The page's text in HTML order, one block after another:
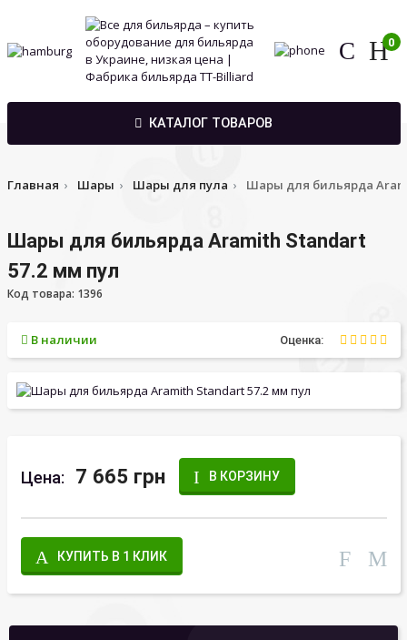
0
КАТАЛОГ ТОВАРОВ
Главная Шары Шары для пула Шары для бильярда
Шары для бильярда Aramith Standart
57.2 мм пул
Код товара: 1396
В наличии Оценка:
Цена: 7 665 грн В КОРЗИНУ
КУПИТЬ В 1 КЛИК